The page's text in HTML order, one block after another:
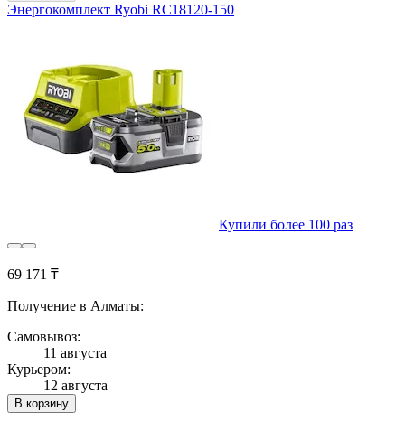
Энергокомплект Ryobi RC18120-150
Купили более 100 раз
69 171 ₸
Получение в Алматы:
Самовывоз:
11 августа
Курьером:
12 августа
В корзину